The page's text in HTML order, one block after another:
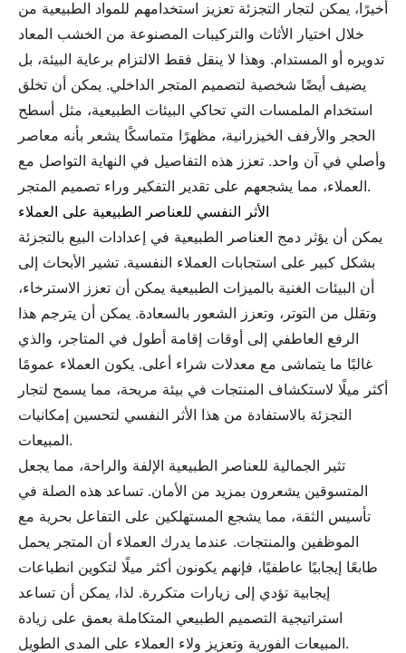
أخيرًا، يمكن لتجار التجزئة تعزيز استخدامهم للمواد الطبيعية من
خلال اختيار الأثاث والتركيبات المصنوعة من الخشب المعاد
تدويره أو المستدام. وهذا لا ينقل فقط الالتزام برعاية البيئة، بل
يضيف أيضًا شخصية لتصميم المتجر الداخلي. يمكن أن تخلق
استخدام الملمسات التي تحاكي البيئات الطبيعية، مثل أسطح
الحجر والأرفف الخيزرانية، مظهرًا متماسكًا يشعر بأنه معاصر
وأصلي في آن واحد. تعزز هذه التفاصيل في النهاية التواصل مع
العملاء، مما يشجعهم على تقدير التفكير وراء تصميم المتجر.
الأثر النفسي للعناصر الطبيعية على العملاء
يمكن أن يؤثر دمج العناصر الطبيعية في إعدادات البيع بالتجزئة
بشكل كبير على استجابات العملاء النفسية. تشير الأبحاث إلى
أن البيئات الغنية بالميزات الطبيعية يمكن أن تعزز الاسترخاء،
وتقلل من التوتر، وتعزز الشعور بالسعادة. يمكن أن يترجم هذا
الرفع العاطفي إلى أوقات إقامة أطول في المتاجر، والذي
غالبًا ما يتماشى مع معدلات شراء أعلى. يكون العملاء عمومًا
أكثر ميلًا لاستكشاف المنتجات في بيئة مريحة، مما يسمح لتجار
التجزئة بالاستفادة من هذا الأثر النفسي لتحسين إمكانيات
المبيعات.
تثير الجمالية للعناصر الطبيعية الإلفة والراحة، مما يجعل
المتسوقين يشعرون بمزيد من الأمان. تساعد هذه الصلة في
تأسيس الثقة، مما يشجع المستهلكين على التفاعل بحرية مع
الموظفين والمنتجات. عندما يدرك العملاء أن المتجر يحمل
طابعًا إيجابيًا عاطفيًا، فإنهم يكونون أكثر ميلًا لتكوين انطباعات
إيجابية تؤدي إلى زيارات متكررة. لذا، يمكن أن تساعد
استراتيجية التصميم الطبيعي المتكاملة بعمق على زيادة
المبيعات الفورية وتعزيز ولاء العملاء على المدى الطويل.